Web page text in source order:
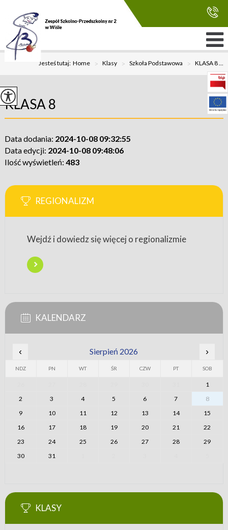
Jesteś tutaj:Home > Klasy > Szkoła Podstawowa > KLASA 8 ...
KLASA 8
Data dodania: 2024-10-08 09:32:55
Data edycji: 2024-10-08 09:48:06
Ilość wyświetleń: 483
REGIONALIZM
Wejdź i dowiedz się więcej o regionalizmie
KALENDARZ
‹ Sierpień 2026 ›
NDZ PN WT ŚR CZW PT SOB
1
2
3 4 5 6 7
8
9
10 11 12 13 14
15
16
17 18 19 20 21
22
23
24 25 26 27 28
29
30
31
KLASY